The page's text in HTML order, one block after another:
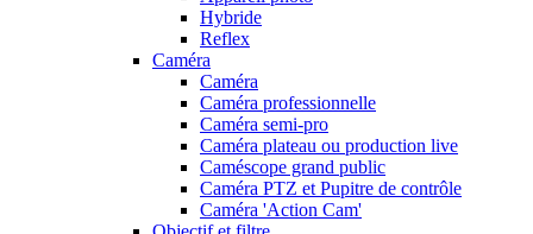
Hybride
Reflex
Caméra
Caméra
Caméra professionnelle
Caméra semi-pro
Caméra plateau ou production live
Caméscope grand public
Caméra PTZ et Pupitre de contrôle
Caméra 'Action Cam'